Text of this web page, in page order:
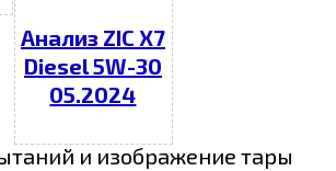
Анализ ZIC X7
Diesel 5W-30
05.2024
и изображение тары